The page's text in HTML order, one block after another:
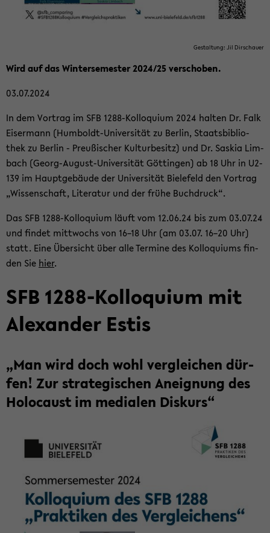
Ge­stal­tung: Jil Dir­schau­er
Wird auf das Win­ter­se­mes­ter 2024/25 ver­scho­ben.
03.07.2024
In dem Vor­trag im SFB 1288-​Kolloquium 2024 hal­ten Dr. Falk
Eis­er­mann (Humboldt-​Universität zu Ber­lin, Staats­bi­blio­
thek zu Ber­lin - Preu­ßi­scher Kul­tur­be­sitz) und Dr. Sas­kia Lim­
bach (Georg-​August-Universität Göt­tin­gen) ab 18 Uhr in U2-​
139 im Haupt­ge­bäu­de der Uni­ver­si­tät Bie­le­feld den Vor­trag
„Wis­sen­schaft, Li­te­ra­tur und der frühe Buch­druck“.
Das SFB 1288-​Kolloquium läuft vom 12.06.24 bis zum 03.07.24
und fin­det mitt­wochs von 16–18 Uhr (am 03.07. 16–20 Uhr)
statt. Eine Über­sicht über alle Ter­mi­ne des Kol­lo­qui­ums fin­
den Sie hier.
SFB 1288-​Kolloquium mit
Alex­an­der Estis
„Man wird doch wohl ver­glei­chen dür­
fen! Zur stra­te­gi­schen An­eig­nung des
Ho­lo­caust im me­dia­len Dis­kurs“